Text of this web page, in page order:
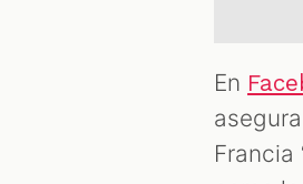
En
Francia